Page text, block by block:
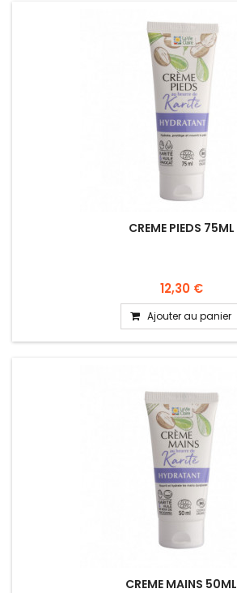
CREME PIEDS 75ML
12,30 €
Ajouter au panier
CREME MAINS 50ML